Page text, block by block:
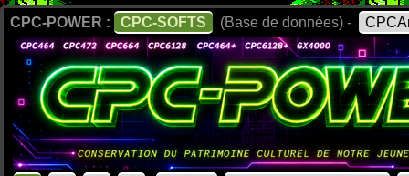
CPC-POWER : CPC-SOFTS (Base de données) -